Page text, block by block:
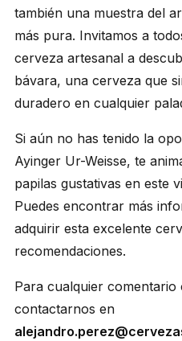
también una muestra del
más pura. Invitamos a
cerveza artesanal a
bávara, una cerveza que
duradero en cualquier
Si aún no has tenido la
Ayinger Ur-Weisse, te
papilas gustativas en este
Puedes encontrar más
adquirir esta excelente
recomendaciones.
Para cualquier
contactarnos en